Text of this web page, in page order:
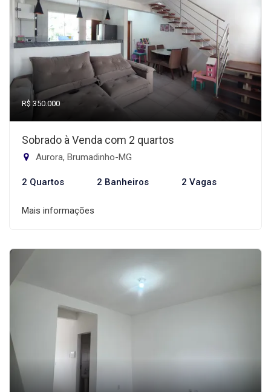
R$ 350.000
Sobrado à Venda com 2 quartos
Aurora, Brumadinho-MG
2 Quartos 2 Banheiros 2 Vagas
Mais informações